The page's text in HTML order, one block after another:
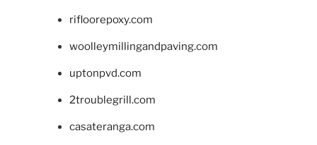
rifloorepoxy.com
woolleymillingandpaving.com
uptonpvd.com
2troublegrill.com
casateranga.com